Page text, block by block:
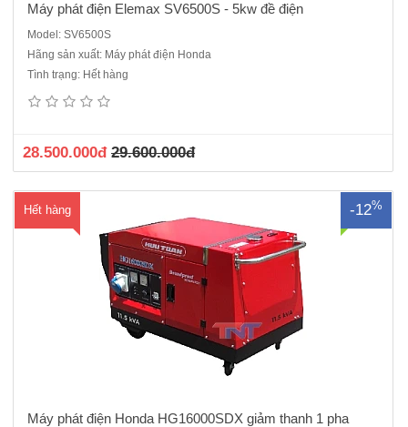
Máy phát điện Elemax SV6500S - 5kw đề điện
Model: SV6500S
Hãng sản xuất: Máy phát điện Honda
Tình trạng: Hết hàng
28.500.000đ 29.600.000đ
Hết hàng -12%
Là dòng phát điện gia đình với bình xăng lớn chạy thoải mái nhiều
gia đình, công ty nhỏ, cửa hàng ... Xuất xứ: Hữu Toàn - Việt Nam lắp
Máy phát điện Honda HG16000SDX giảm thanh 1 pha